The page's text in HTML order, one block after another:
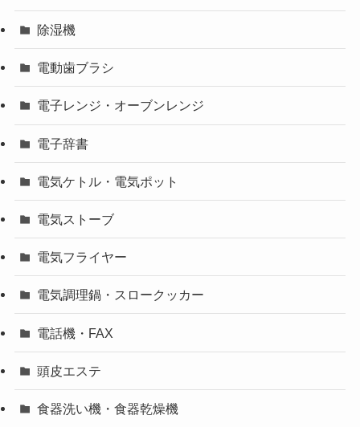
除湿機
電動歯ブラシ
電子レンジ・オーブンレンジ
電子辞書
電気ケトル・電気ポット
電気ストーブ
電気フライヤー
電気調理鍋・スロークッカー
電話機・FAX
頭皮エステ
食器洗い機・食器乾燥機